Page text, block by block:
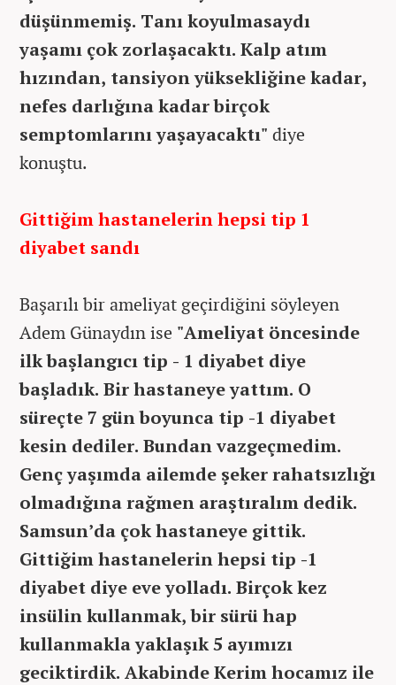
düşünmemiş. Tanı koyulmasaydı
yaşamı çok zorlaşacaktı. Kalp atım
hızından, tansiyon yüksekliğine kadar,
nefes darlığına kadar birçok
semptomlarını yaşayacaktı" diye
konuştu.
Gittiğim hastanelerin hepsi tip 1
diyabet sandı
Başarılı bir ameliyat geçirdiğini söyleyen
Adem Günaydın ise "Ameliyat öncesinde
ilk başlangıcı tip - 1 diyabet diye
başladık. Bir hastaneye yattım. O
süreçte 7 gün boyunca tip -1 diyabet
kesin dediler. Bundan vazgeçmedim.
Genç yaşımda ailemde şeker rahatsızlığı
olmadığına rağmen araştıralım dedik.
Samsun’da çok hastaneye gittik.
Gittiğim hastanelerin hepsi tip -1
diyabet diye eve yolladı. Birçok kez
insülin kullanmak, bir sürü hap
kullanmakla yaklaşık 5 ayımızı
geciktirdik. Akabinde Kerim hocamız ile